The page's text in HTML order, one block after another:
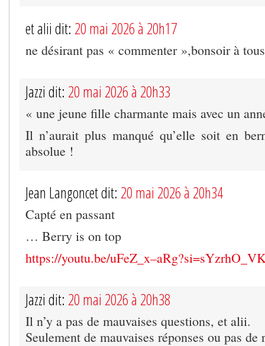
et alii dit: 20 mai 2026 à 20h17
ne désirant pas « commenter »,bonsoir à
Jazzi dit: 20 mai 2026 à 20h33
« une jeune fille charmante mais avec un
Il n’aurait plus manqué qu’elle soit en
absolue !
Jean Langoncet dit: 20 mai 2026 à 20h34
Capté en passant
… Berry is on top
https://youtu.be/
Jazzi dit: 20 mai 2026 à 20h38
Il n’y a pas de mauvaises questions, et alii.
Seulement de mauvaises réponses ou pas